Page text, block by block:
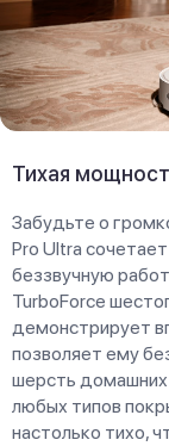
Тихая
Забудьте о
Pro Ultra
беззвучную
TurboForce
демонстрирует
позволяет ему
шерсть домашних
любых типов
настолько тихо,